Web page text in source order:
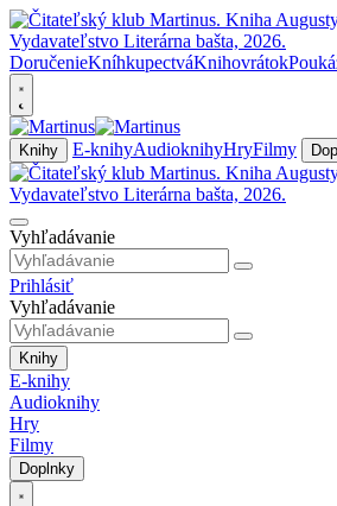
DoručenieKníhkupectváKnihovrátok
Knihy E-knihyAudioknihyHryFilmy
Vyhľadávanie
Prihlásiť
Vyhľadávanie
Knihy
E-knihy
Audioknihy
Hry
Filmy
Doplnky